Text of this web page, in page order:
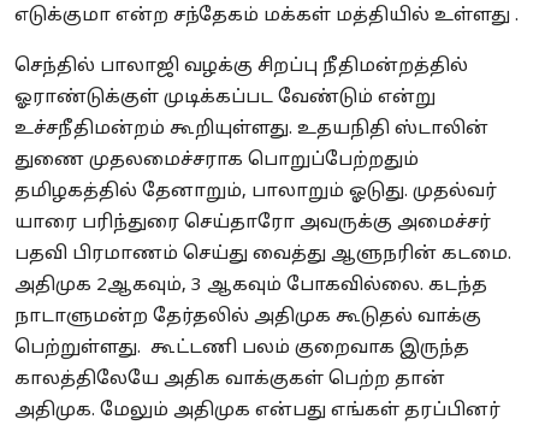
எடுக்குமா என்ற சந்தேகம் மக்கள் மத்தியில் உள்ளது .
செந்தில் பாலாஜி வழக்கு சிறப்பு நீதிமன்றத்தில்
ஓராண்டுக்குள் முடிக்கப்பட வேண்டும் என்று
உச்சநீதிமன்றம் கூறியுள்ளது. உதயநிதி ஸ்டாலின்
துணை முதலமைச்சராக பொறுப்பேற்றதும்
தமிழகத்தில் தேனாறும், பாலாறும் ஓடுது. முதல்வர்
யாரை பரிந்துரை செய்தாரோ அவருக்கு அமைச்சர்
பதவி பிரமாணம் செய்து வைத்து ஆளுநரின் கடமை.
அதிமுக 2ஆகவும், 3 ஆகவும் போகவில்லை. கடந்த
நாடாளுமன்ற தேர்தலில் அதிமுக கூடுதல் வாக்கு
பெற்றுள்ளது. கூட்டணி பலம் குறைவாக இருந்த
காலத்திலேயே அதிக வாக்குகள் பெற்ற தான்
அதிமுக. மேலும் அதிமுக என்பது எங்கள் தரப்பினர்